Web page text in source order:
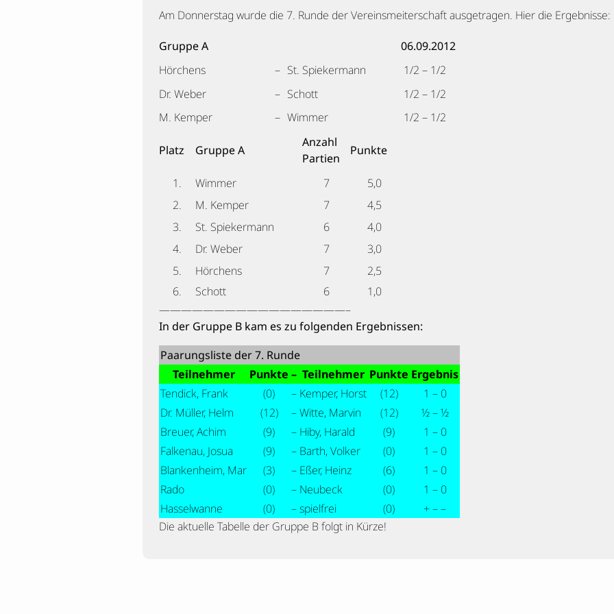
Am Donnerstag wurde die 7. Runde der Vereinsmeiterschaft ausgetragen. Hier die Ergebnisse:
Gruppe A
06.09.2012
Hörchens
– St. Spiekermann
1/2 – 1/2
Dr. Weber
– Schott
1/2 – 1/2
M. Kemper
– Wimmer 1/2 – 1/2
Platz Gruppe A
Anzahl
Partien
Punkte
1. Wimmer 7
5,0
2.
M. Kemper 7
4,5
3.
St. Spiekermann 6
4,0
4.
Dr. Weber 7
3,0
5.
Hörchens 7
2,5
6.
Schott 6
1,0
—————————————————–
In der Gruppe B kam es zu folgenden Ergebnissen:
Paarungsliste der 7. Runde
Teilnehmer
Punkte – Teilnehmer Punkte Ergebnis
Tendick, Frank
(0) – Kemper, Horst (12)
1 – 0
Dr. Müller, Helm
(12) –Witte, Marvin (12)
½ – ½
Breuer, Achim
(9) – Hiby, Harald (9)
1 – 0
Falkenau, Josua
(9) – Barth, Volker (0)
1 – 0
Blankenheim, Mar
(3) – Eßer, Heinz (6)
1 – 0
Rado
(0) – Neubeck (0)
1 – 0
Hasselwanne
(0) –spielfrei (0)
+ – –
Die aktuelle Tabelle der Gruppe B folgt in Kürze!